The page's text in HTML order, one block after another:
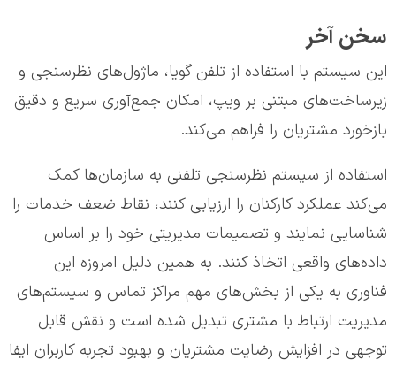
سخن آخر
این سیستم با استفاده از تلفن گویا، ماژول‌های نظرسنجی و
زیرساخت‌های مبتنی بر ویپ، امکان جمع‌آوری سریع و دقیق
بازخورد مشتریان را فراهم می‌کند.
استفاده از سیستم نظرسنجی تلفنی به سازمان‌ها کمک
می‌کند عملکرد کارکنان را ارزیابی کنند، نقاط ضعف خدمات را
شناسایی نمایند و تصمیمات مدیریتی خود را بر اساس
داده‌های واقعی اتخاذ کنند. به همین دلیل امروزه این
فناوری به یکی از بخش‌های مهم مراکز تماس و سیستم‌های
مدیریت ارتباط با مشتری تبدیل شده است و نقش قابل
توجهی در افزایش رضایت مشتریان و بهبود تجربه کاربران ایفا